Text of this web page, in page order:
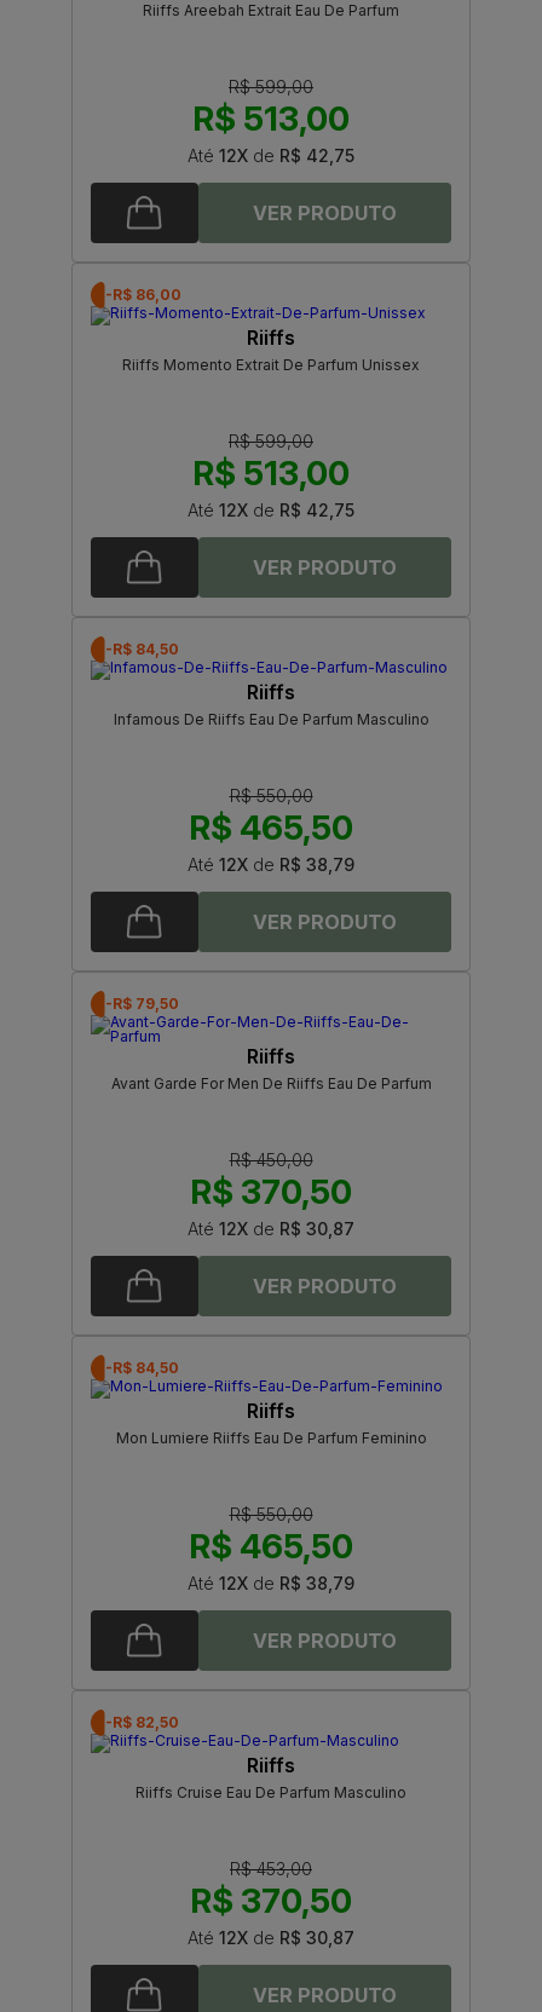
Riiffs Areebah Extrait Eau De Parfum
R$ 599,00
R$ 513,00
Até 12X de R$ 42,75
-R$ 86,00
Riiffs
Riiffs Momento Extrait De Parfum Unissex
R$ 599,00
R$ 513,00
Até 12X de R$ 42,75
-R$ 84,50
Riiffs
Infamous De Riiffs Eau De Parfum Masculino
R$ 550,00
R$ 465,50
Até 12X de R$ 38,79
-R$ 79,50
Riiffs
Avant Garde For Men De Riiffs Eau De Parfum
R$ 450,00
R$ 370,50
Até 12X de R$ 30,87
-R$ 84,50
Riiffs
Mon Lumiere Riiffs Eau De Parfum Feminino
R$ 550,00
R$ 465,50
Até 12X de R$ 38,79
-R$ 82,50
Riiffs
Riiffs Cruise Eau De Parfum Masculino
R$ 453,00
R$ 370,50
Até 12X de R$ 30,87